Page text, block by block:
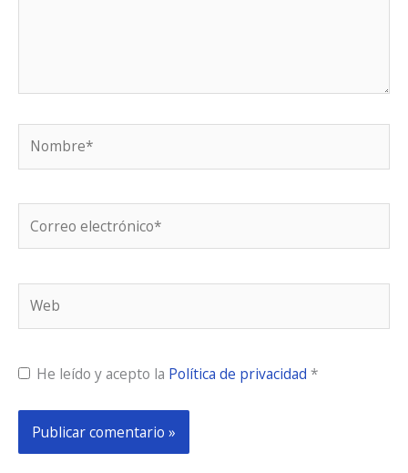
electrónico*
He leído y acepto la Política de privacidad *